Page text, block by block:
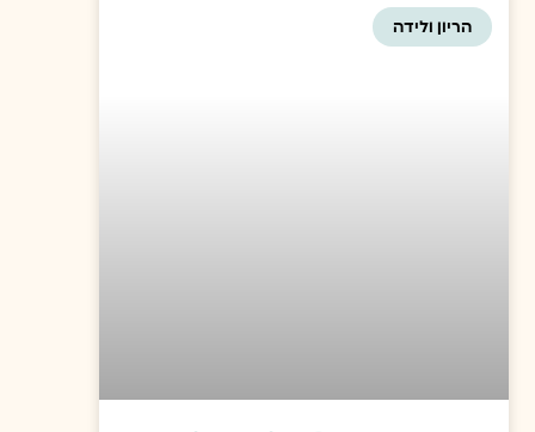
הריון ולידה